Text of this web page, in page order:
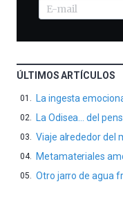
ÚLTIMOS ARTÍCULOS
La ingesta
La Odisea… del
Viaje alrededor del
Metamateriales
Otro jarro de agua